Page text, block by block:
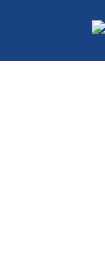
contenido